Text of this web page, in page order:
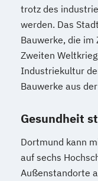
trotz des
werden. Das
Bauwerke, die im
Zweiten
Industriekultur
Bauwerke aus
Gesundheit
Dortmund kann
auf sechs
Außenstandorte